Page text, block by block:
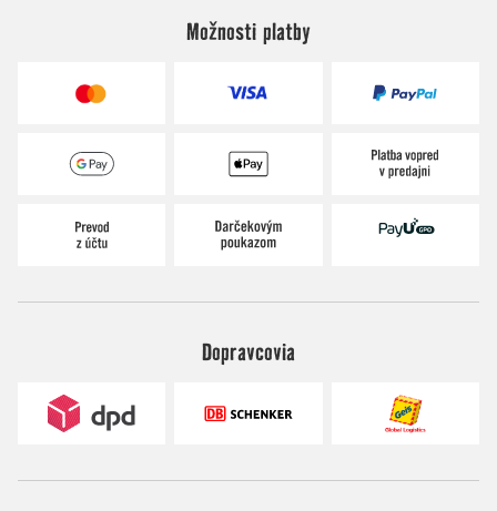
Možnosti platby
Dopravcovia